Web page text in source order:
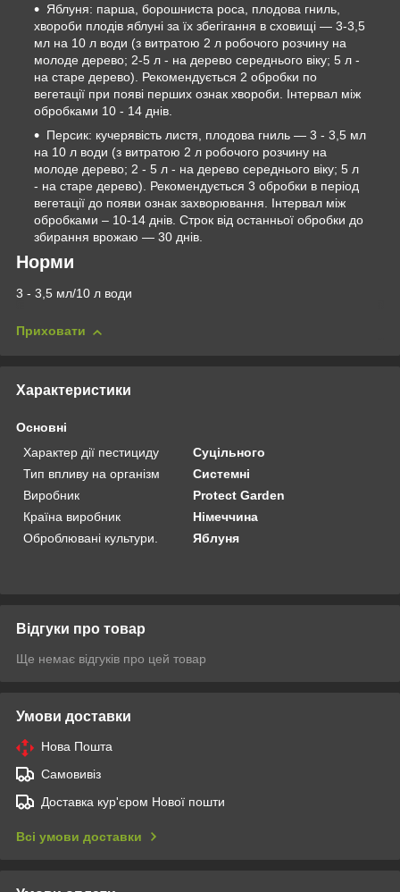
Яблуня: парша, борошниста роса, плодова гниль,
хвороби плодів яблуні за їх збегігання в сховищі — 3-3,5
мл на 10 л води (з витратою 2 л робочого розчину на
молоде дерево; 2-5 л - на дерево середнього віку; 5 л -
на старе дерево). Рекомендується 2 обробки по
вегетації при появі перших ознак хвороби. Інтервал між
обробками 10 - 14 днів.
Персик: кучерявість листя, плодова гниль — 3 - 3,5 мл
на 10 л води (з витратою 2 л робочого розчину на
молоде дерево; 2 - 5 л - на дерево середнього віку; 5 л
- на старе дерево). Рекомендується 3 обробки в період
вегетації до появи ознак захворювання. Інтервал між
обробками – 10-14 днів. Строк від останньої обробки до
збирання врожаю — 30 днів.
Норми
3 - 3,5 мл/10 л води
Приховати
Характеристики
Основні
Характер дії пестициду
Суцільного
Тип впливу на організм
Системні
Виробник
Protect Garden
Країна виробник
Німеччина
Оброблювані культури.
Яблуня
Відгуки про товар
Ще немає відгуків про цей товар
Умови доставки
Нова Пошта
Самовивіз
Доставка кур'єром Нової пошти
Всі умови доставки